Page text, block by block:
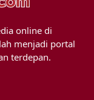
online di
menjadi portal
terdepan.